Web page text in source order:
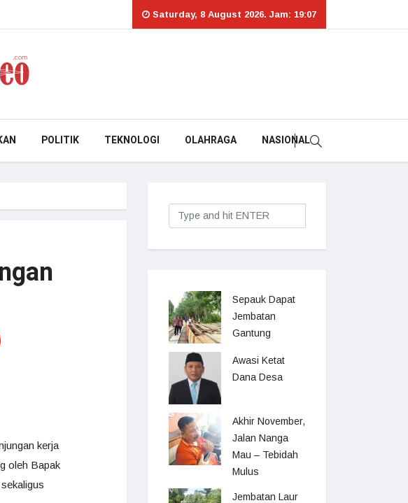
Saturday, 8 August 2026. Jam: 19:07
POLITIK TEKNOLOGI OLAHRAGA NASIONAL
kerja
oleh Bapak
Sepauk Dapat
Jembatan
Gantung
Awasi Ketat
Dana Desa
Akhir November,
Jalan Nanga
Mau – Tebidah
Mulus
Jembatan Laur